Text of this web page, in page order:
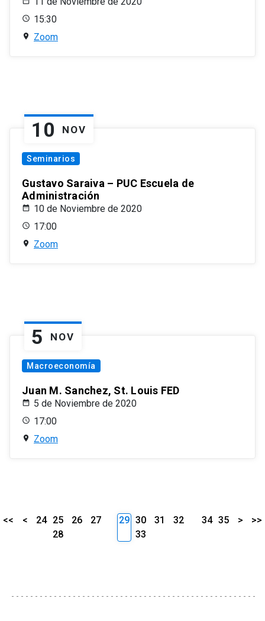
15:30
Zoom
10 NOV
Seminarios
Gustavo Saraiva – PUC Escuela de
Administración
10 de Noviembre de 2020
17:00
Zoom
5 NOV
Macroeconomía
Juan M. Sanchez, St. Louis FED
5 de Noviembre de 2020
17:00
Zoom
<< < 24 25 26
27
28
29 30 31
32
33
34 35 > >>